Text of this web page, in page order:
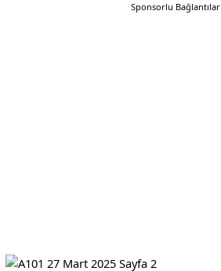
Sponsorlu Bağlantılar